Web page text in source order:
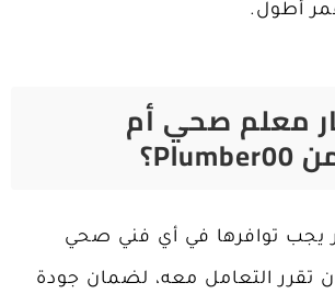
أطول.
معلم صحي أم
Plumber00؟
يجب توافرها في أي فني صحي
تقرر التعامل معه، لضمان جودة